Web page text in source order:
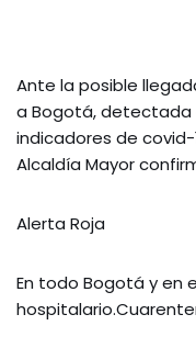
Ante la posible
a Bogotá, detectada
indicadores de
Alcaldía Mayor
Alerta Roja
En todo Bogotá y en